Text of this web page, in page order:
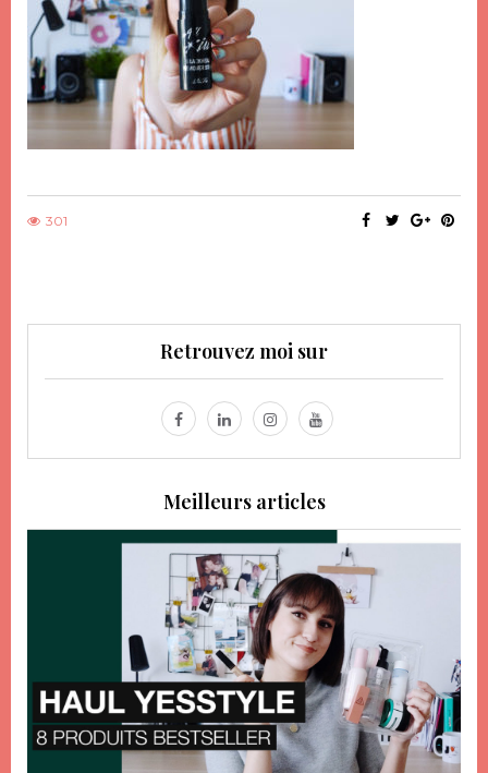
301
Retrouvez moi sur
Meilleurs articles